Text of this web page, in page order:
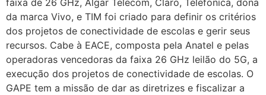
da marca Vivo, e TIM foi criado para definir os critérios
dos projetos de conectividade de escolas e gerir seus
recursos. Cabe à EACE, composta pela Anatel e pelas
operadoras vencedoras da faixa 26 GHz leilão do 5G, a
execução dos projetos de conectividade de escolas. O
GAPE tem a missão de dar as diretrizes e fiscalizar a